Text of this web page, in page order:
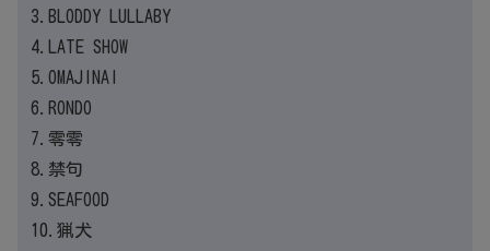
3.BLODDY LULLABY
4.LATE SHOW
5.OMAJINAI
6.RONDO
7.零零
8.禁句
9.SEAFOOD
10.猟犬